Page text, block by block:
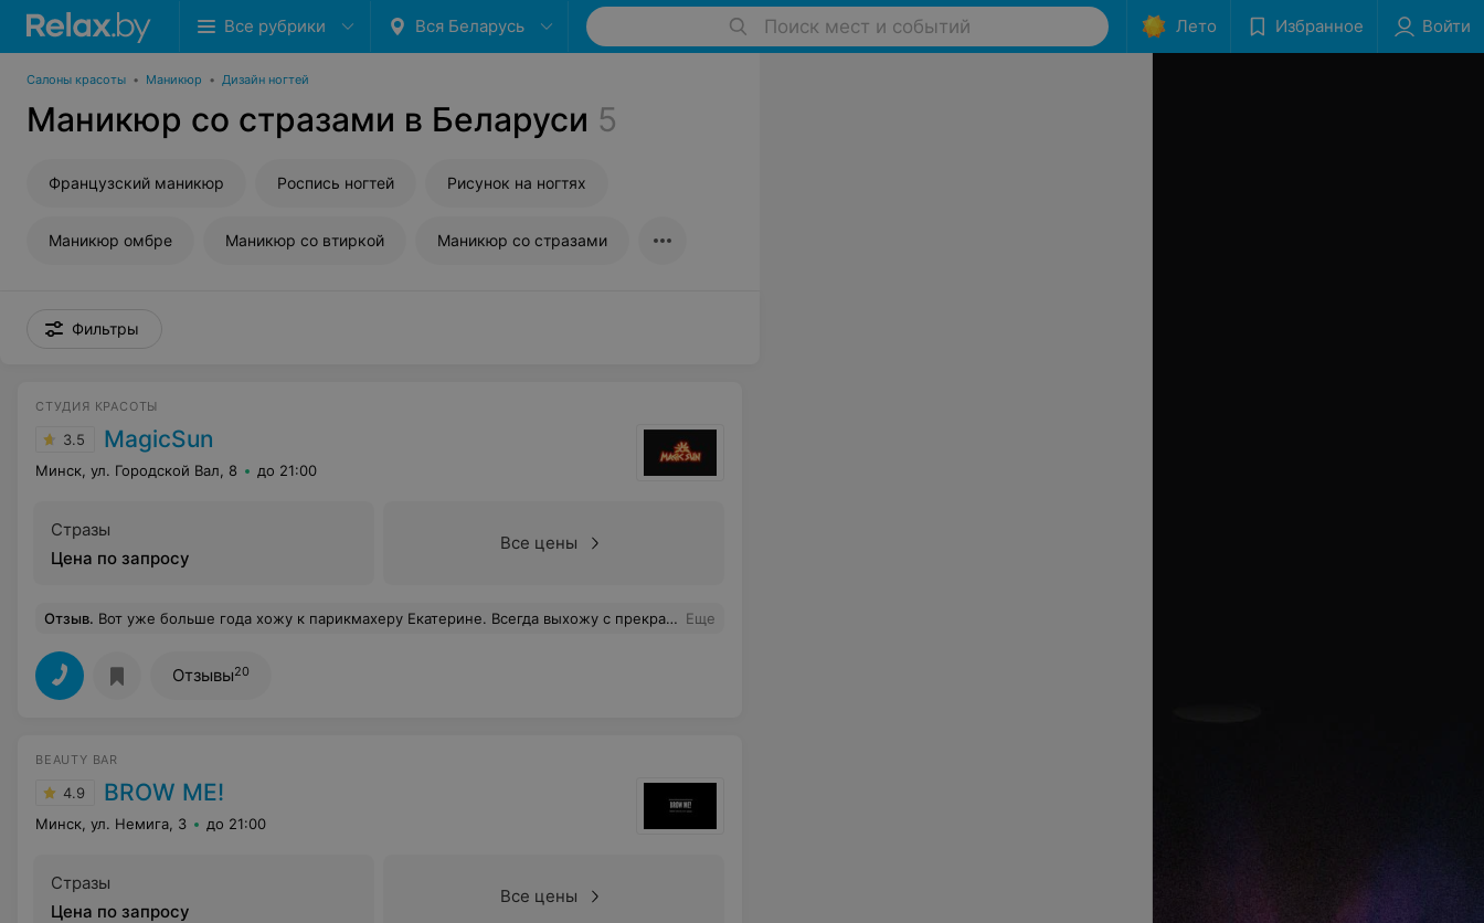
Все рубрики Вся Беларусь Поиск мест и событий Лето Избранное Войти
Салоны красоты • Маникюр • Дизайн ногтей
Маникюр со стразами в Беларуси 5
Французский маникюр Роспись ногтей Рисунок на ногтях
Маникюр омбре Маникюр со втиркой Маникюр со стразами
Фильтры
СТУДИЯ КРАСОТЫ
3.5 MagicSun
Минск, ул. Городской Вал, 8 до 21:00
Стразы
Цена по запросу
Все цены
Отзыв. Вот уже больше года хожу к парикмахеру Екатерине. Всегда выхожу с прекрасным настроением, ровными волосами, довольная стрижкой. Спасибо! Еще
Отзывы20
BEAUTY BAR
4.9 BROW ME!
Минск, ул. Немига, 3 до 21:00
Стразы
Цена по запросу
Все цены